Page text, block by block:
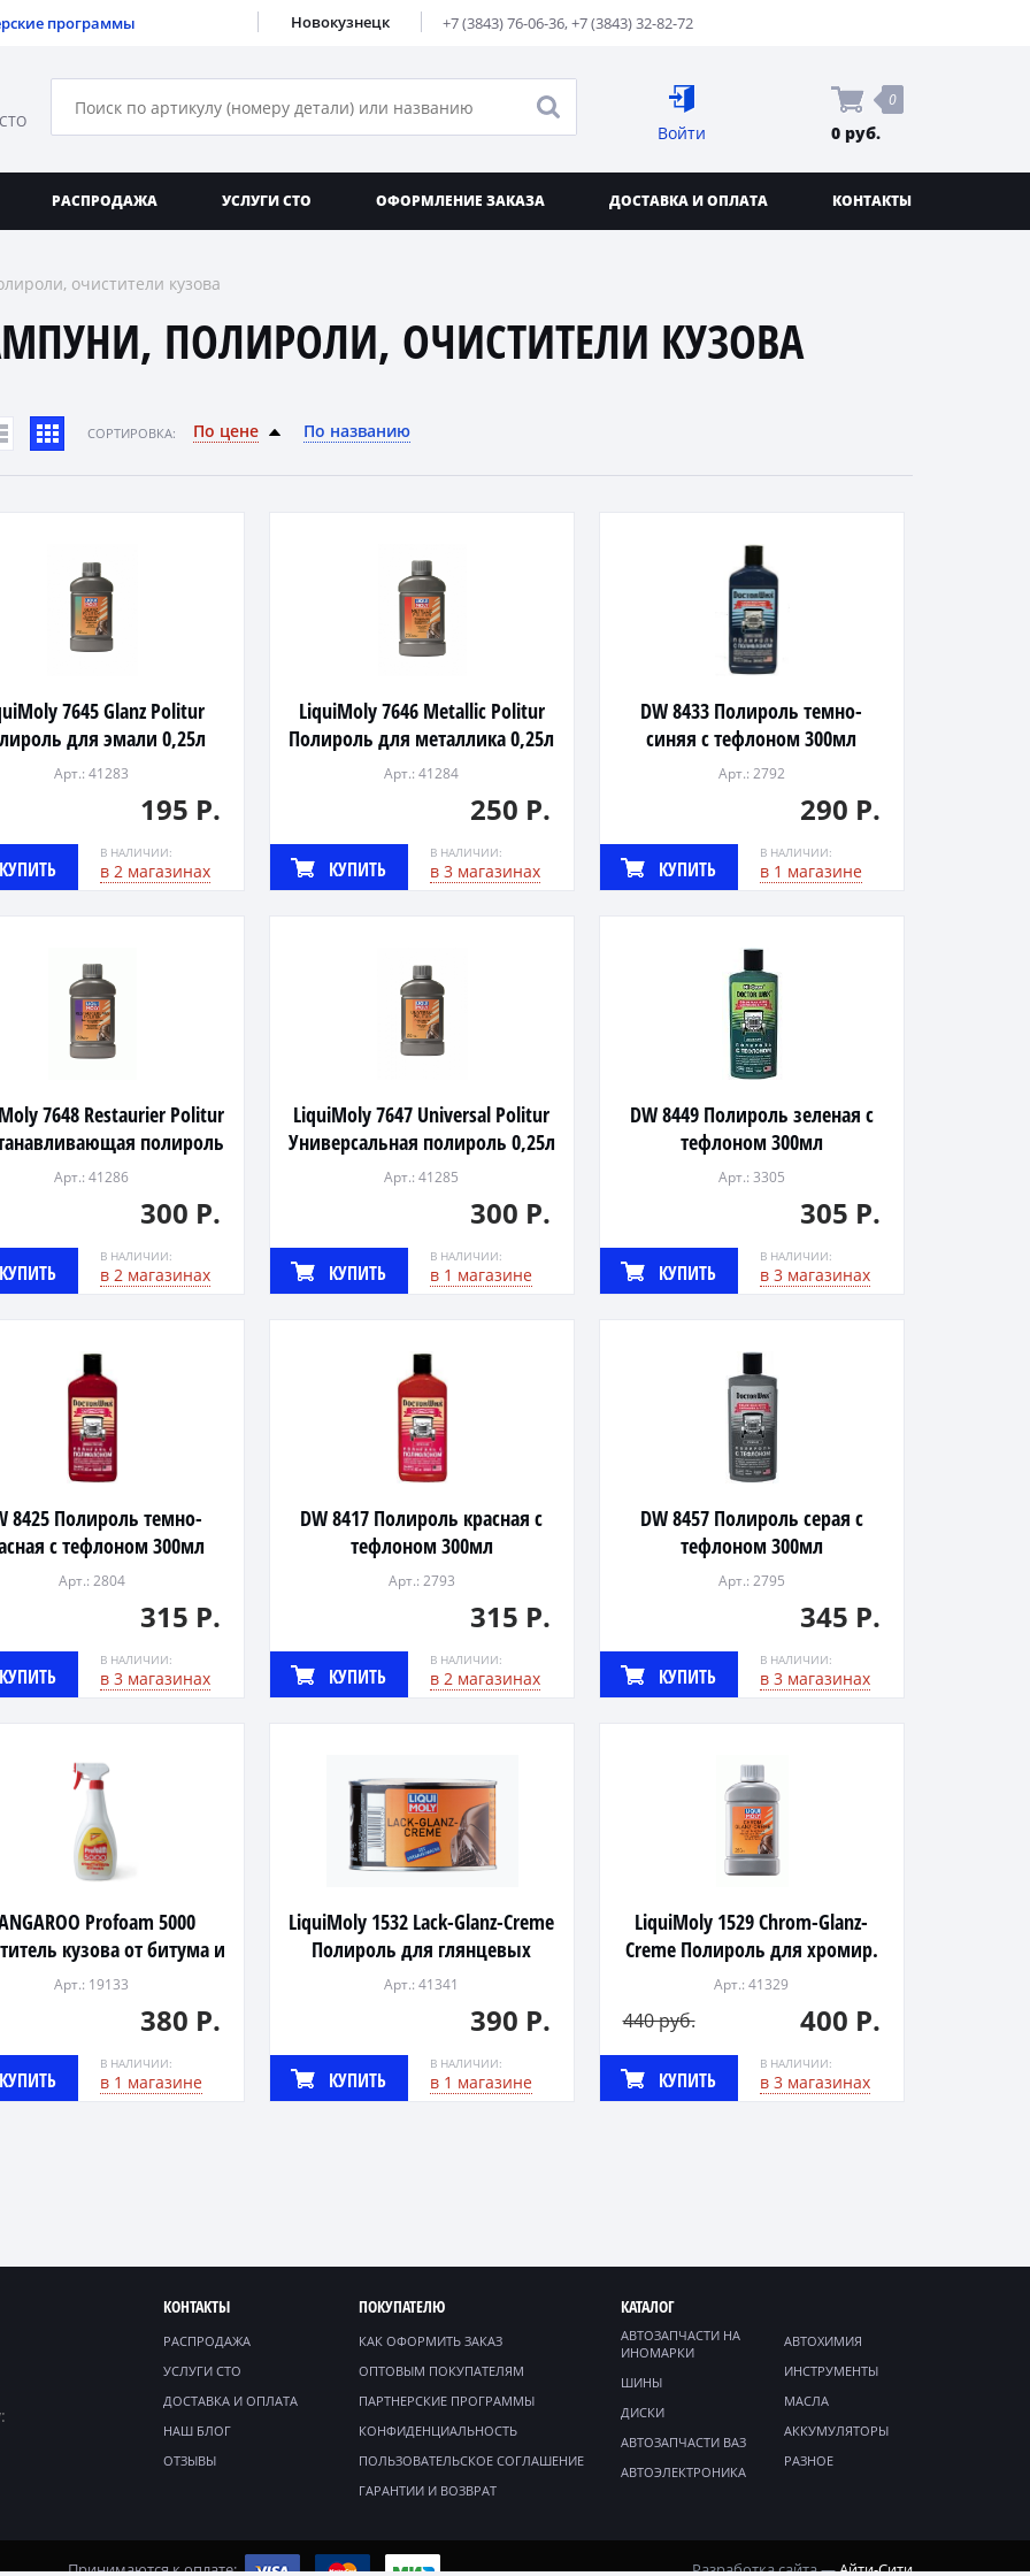
программы Новокузнецк +7 (3843) 76-06-36,+7 (3843) 32-82-72
Войти
0
0 руб.
РАСПРОДАЖА УСЛУГИ СТО ОФОРМЛЕНИЕ ЗАКАЗА ДОСТАВКА И ОПЛАТА КОНТАКТЫ
очистители кузова
ПОЛИРОЛИ, ОЧИСТИТЕЛИ КУЗОВА
CОРТИРОВКА: По цене По названию
7645 Glanz Politur
для эмали 0,25л
Арт.: 41283
195 Р.
КУПИТЬ
В НАЛИЧИИ:
в 2 магазинах
LiquiMoly 7646 Metallic Politur
Полироль для металлика 0,25л
Арт.: 41284
250 Р.
КУПИТЬ
В НАЛИЧИИ:
в 3 магазинах
DW 8433 Полироль темно-
синяя с тефлоном 300мл
Арт.: 2792
290 Р.
КУПИТЬ
В НАЛИЧИИ:
в 1 магазине
7648 Restaurier Politur
полироль
0,25л
Арт.: 41286
300 Р.
КУПИТЬ
В НАЛИЧИИ:
в 2 магазинах
LiquiMoly 7647 Universal Politur
Универсальная полироль 0,25л
Арт.: 41285
300 Р.
КУПИТЬ
В НАЛИЧИИ:
в 1 магазине
DW 8449 Полироль зеленая с
тефлоном 300мл
Арт.: 3305
305 Р.
КУПИТЬ
В НАЛИЧИИ:
в 3 магазинах
8425 Полироль темно-
с тефлоном 300мл
Арт.: 2804
315 Р.
КУПИТЬ
В НАЛИЧИИ:
в 3 магазинах
DW 8417 Полироль красная с
тефлоном 300мл
Арт.: 2793
315 Р.
КУПИТЬ
В НАЛИЧИИ:
в 2 магазинах
DW 8457 Полироль серая с
тефлоном 300мл
Арт.: 2795
345 Р.
КУПИТЬ
В НАЛИЧИИ:
в 3 магазинах
Profoam 5000
кузова от битума и
почек 600мл (12)
Арт.: 19133
380 Р.
КУПИТЬ
В НАЛИЧИИ:
в 1 магазине
LiquiMoly 1532 Lack-Glanz-Creme
Полироль для глянцевых
поверхностей 300мл
Арт.: 41341
390 Р.
КУПИТЬ
В НАЛИЧИИ:
в 1 магазине
LiquiMoly 1529 Chrom-Glanz-
Creme Полироль для хромир.
поверх. 0,25л
Арт.: 41329
400 Р.
440 руб.
КУПИТЬ
В НАЛИЧИИ:
в 3 магазинах
КОНТАКТЫ
РАСПРОДАЖА
УСЛУГИ СТО
ДОСТАВКА И ОПЛАТА
НАШ БЛОГ
ОТЗЫВЫ
ПОКУПАТЕЛЮ
КАК ОФОРМИТЬ ЗАКАЗ
ОПТОВЫМ ПОКУПАТЕЛЯМ
ПАРТНЕРСКИЕ ПРОГРАММЫ
КОНФИДЕНЦИАЛЬНОСТЬ
ПОЛЬЗОВАТЕЛЬСКОЕ СОГЛАШЕНИЕ
ГАРАНТИИ И ВОЗВРАТ
КАТАЛОГ
АВТОЗАПЧАСТИ НА
ИНОМАРКИ
ШИНЫ
ДИСКИ
АВТОЗАПЧАСТИ ВАЗ
АВТОЭЛЕКТРОНИКА
АВТОХИМИЯ
ИНСТРУМЕНТЫ
МАСЛА
АККУМУЛЯТОРЫ
РАЗНОЕ
Принимаются к оплате: Разработка сайта —Айти-Сити